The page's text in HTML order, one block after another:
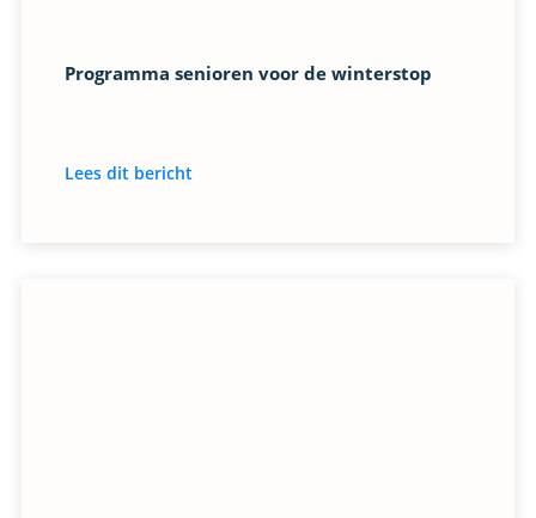
Programma senioren voor de winterstop
Lees dit bericht